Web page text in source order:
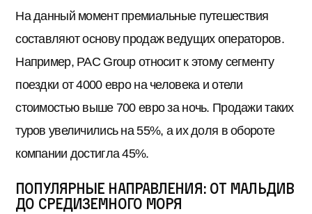
На данный момент премиальные путешествия
составляют основу продаж ведущих операторов.
Например, PAC Group относит к этому сегменту
поездки от 4000 евро на человека и отели
стоимостью выше 700 евро за ночь. Продажи таких
туров увеличились на 55%, а их доля в обороте
компании достигла 45%.
Популярные направления: от Мальдив
до Средиземного моря